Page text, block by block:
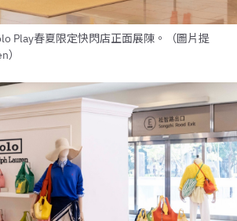
Play春夏限定快閃店正面展陳。（圖片提
）